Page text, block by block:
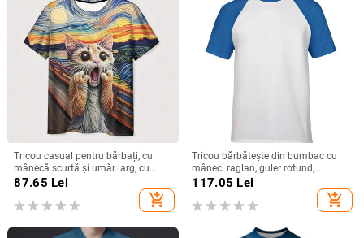
Tricou casual pentru bărbați, cu
mânecă scurtă și umăr larg, cu
guler rotund, colorat, distractiv,
pictură în ulei, pisică țipătoare,
imprimare 3D
87.65 Lei
add_shopping_cart
Tricou bărbătește din bumbac cu
mâneci raglan, guler rotund,
imprimare cu logo, țesătură de 180
117.05 Lei
add_shopping_cart